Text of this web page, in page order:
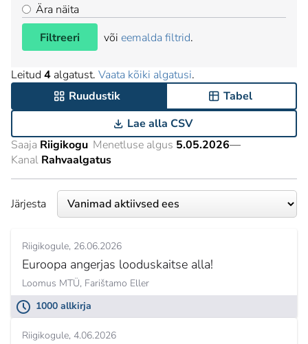
Ära näita
Filtreeri
või eemalda filtrid.
Leitud 4 algatust. Vaata kõiki algatusi.
Ruudustik
Tabel
Lae alla CSV
Saaja Riigikogu Menetluse algus 5.05.2026—
Kanal Rahvaalgatus
Järjesta
Riigikogule 26.06.2026
Euroopa angerjas looduskaitse alla!
Loomus MTÜ, Farištamo Eller
1000 allkirja
Riigikogule 4.06.2026